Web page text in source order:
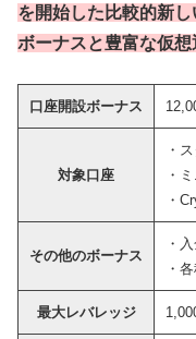
を開始した比較的新
ボーナスと豊富な仮想
口座開設ボーナス
対象口座
・
・
・
その他のボーナス
・
・
最大レバレッジ